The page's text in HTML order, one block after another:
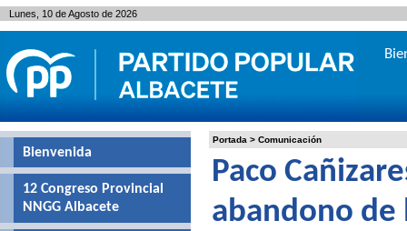
Portada > Comunicación
Paco
abandono de
Bienvenida
12 Congreso Provincial
NNGG Albacete
Lunes, 10 de Agosto de 2026